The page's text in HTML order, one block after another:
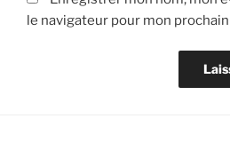
le navigateur pour mon